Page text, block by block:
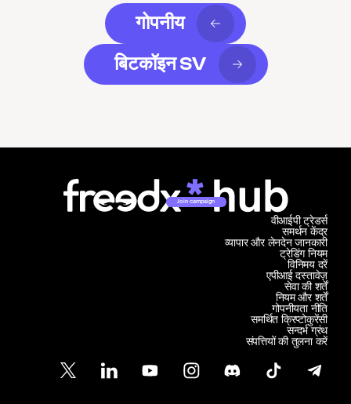
गोपनीय
बिटकॉइन SV
Join campaign
समर्थन केंद्र
व्यापार और लेनदेन जानकारी
वीआईपी ट्रेडर्स
ट्रेडिंग नियम
विनिमय दरें
एपीआई दस्तावेज़
सेवा की शर्तें
नियम और शर्तें
गोपनीयता नीति
समर्थित क्रिप्टोकुरेंसी
सन्दर्भ ग्रंथ
संपत्तियों की तुलना करें